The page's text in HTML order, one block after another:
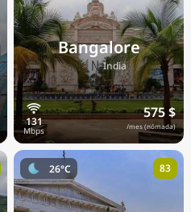
Bangalore
🇮🇳India
575 $
/mes (nómada)
26°C 83